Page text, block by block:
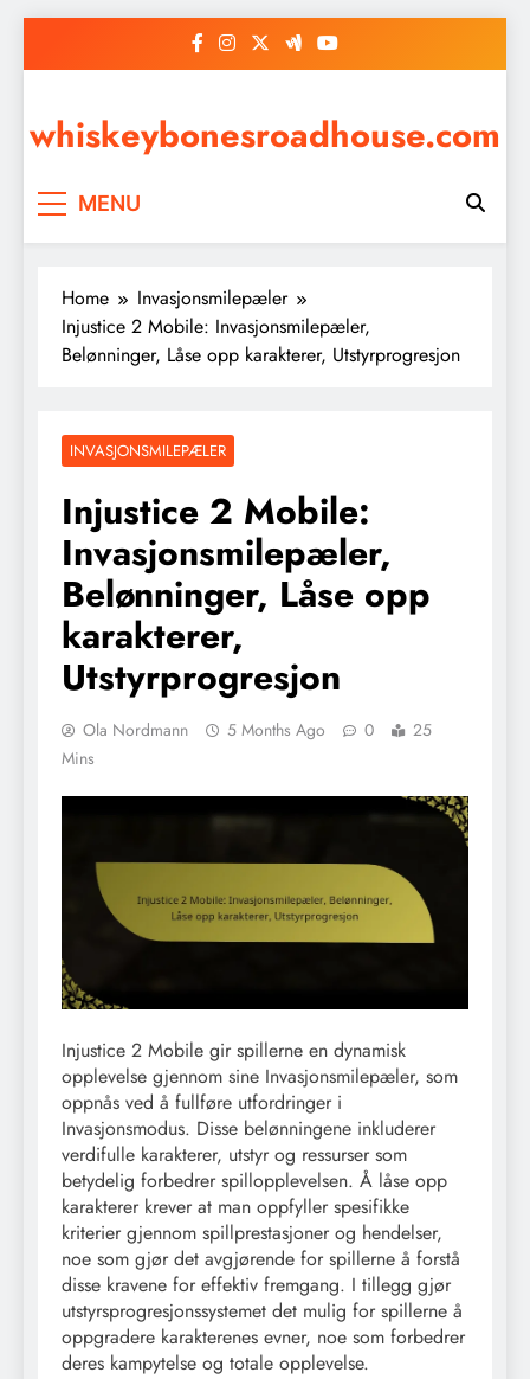
whiskeybonesroadhouse.com
MENU
Home
Invasjonsmilepæler
Injustice 2 Mobile: Invasjonsmilepæler,
Belønninger, Låse opp karakterer, Utstyrprogresjon
INVASJONSMILEPÆLER
Injustice 2 Mobile:
Invasjonsmilepæler,
Belønninger, Låse opp
karakterer,
Utstyrprogresjon
Ola Nordmann 5 Months Ago 0
25
Mins
Injustice 2 Mobile gir spillerne en dynamisk
opplevelse gjennom sine Invasjonsmilepæler, som
oppnås ved å fullføre utfordringer i
Invasjonsmodus. Disse belønningene inkluderer
verdifulle karakterer, utstyr og ressurser som
betydelig forbedrer spillopplevelsen. Å låse opp
karakterer krever at man oppfyller spesifikke
kriterier gjennom spillprestasjoner og hendelser,
noe som gjør det avgjørende for spillerne å forstå
disse kravene for effektiv fremgang. I tillegg gjør
utstyrsprogresjonssystemet det mulig for spillerne å
oppgradere karakterenes evner, noe som forbedrer
deres kampytelse og totale opplevelse.